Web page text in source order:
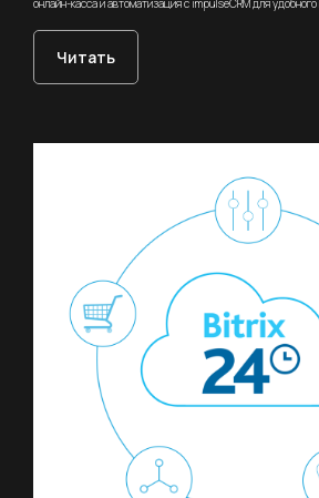
онлайн-касса и автоматизация с impulseCRM для
Читать